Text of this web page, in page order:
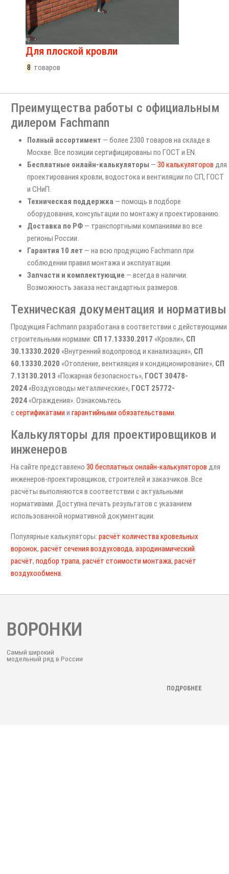
Для плоской кровли
8 товаров
Преимущества работы с официальным
дилером Fachmann
Полный ассортимент — более 2300 товаров на складе в
Москве. Все позиции сертифицированы по ГОСТ и EN.
Бесплатные онлайн-калькуляторы —30 калькуляторов для
проектирования кровли, водостока и вентиляции по СП, ГОСТ
и СНиП.
Техническая поддержка — помощь в подборе
оборудования, консультации по монтажу и проектированию.
Доставка по РФ — транспортными компаниями во все
регионы России.
Гарантия 10 лет — на всю продукцию Fachmann при
соблюдении правил монтажа и эксплуатации.
Запчасти и комплектующие — всегда в наличии.
Возможность заказа нестандартных размеров.
Техническая документация и нормативы
Продукция Fachmann разработана в соответствии с действующими
строительными нормами: СП 17.13330.2017 «Кровли», СП
30.13330.2020 «Внутренний водопровод и канализация», СП
60.13330.2020 «Отопление, вентиляция и кондиционирование», СП
7.13130.2013 «Пожарная безопасность», ГОСТ 30478-
2024 «Воздуховоды металлические», ГОСТ 25772-
2024 «Ограждения». Ознакомьтесь
ссертификатами игарантийными обязательствами.
Калькуляторы для проектировщиков и
инженеров
На сайте представлено30 бесплатных онлайн-калькуляторов для
инженеров-проектировщиков, строителей и заказчиков. Все
расчёты выполняются в соответствии с актуальными
нормативами. Доступна печать результатов с указанием
использованной нормативной документации.
Популярные калькуляторы:расчёт количества кровельных
воронок,расчёт сечения воздуховода,аэродинамический
расчёт,подбор трапа,расчёт стоимости монтажа,расчёт
воздухообмена.
ВОРОНКИ
Самый широкий
модельный ряд в России
ПОДРОБНЕЕ